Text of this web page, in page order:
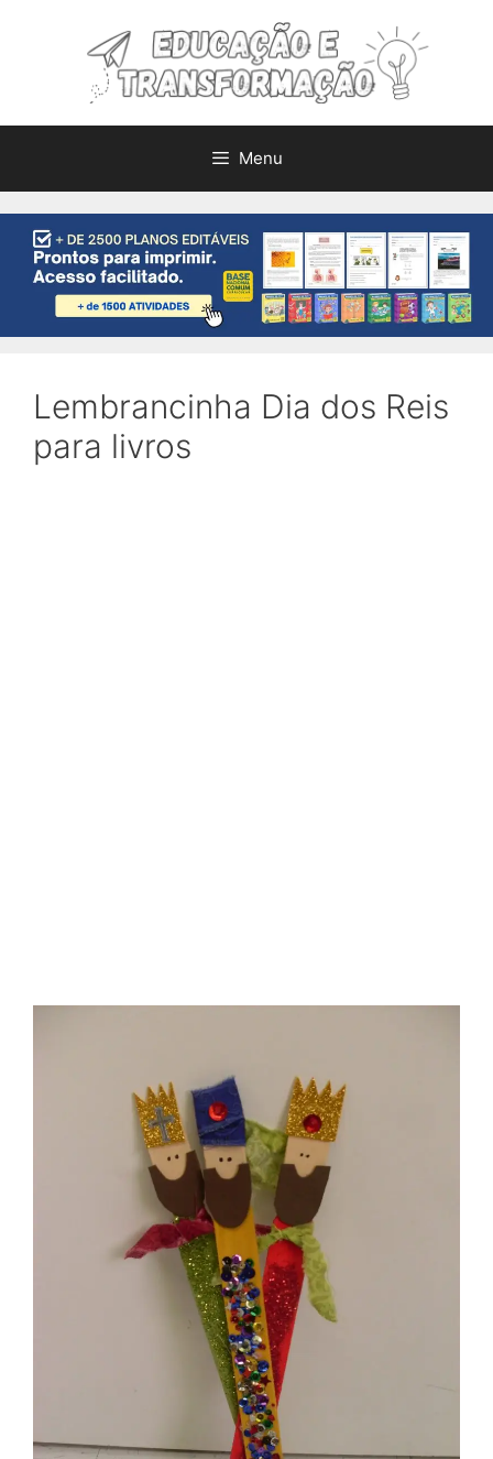
Menu
Lembrancinha Dia dos Reis
para livros